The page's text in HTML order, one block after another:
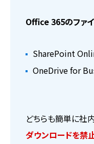
Office 365のファ
SharePoint
OneDrive for
どちらも簡単に社
ダウンロードを禁